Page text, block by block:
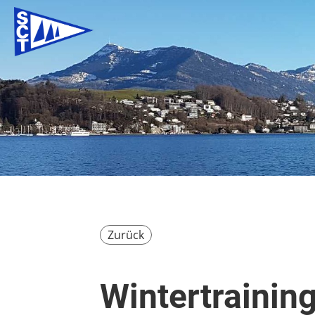
Zurück